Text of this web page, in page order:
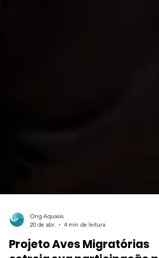
Ong Aquasis
20 de abr.
4 min de leitura